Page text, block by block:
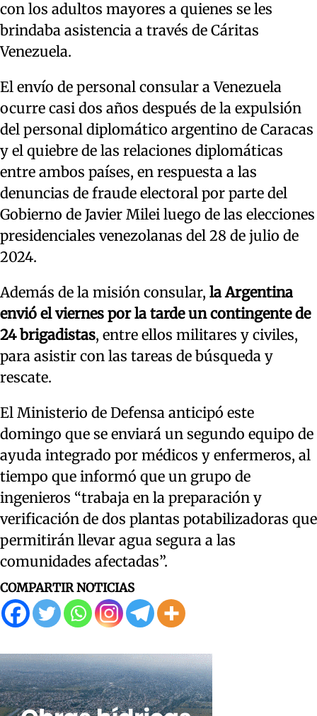
con los adultos mayores a quienes se les
brindaba asistencia a través de Cáritas
Venezuela.
El envío de personal consular a Venezuela
ocurre casi dos años después de la expulsión
del personal diplomático argentino de Caracas
y el quiebre de las relaciones diplomáticas
entre ambos países, en respuesta a las
denuncias de fraude electoral por parte del
Gobierno de Javier Milei luego de las elecciones
presidenciales venezolanas del 28 de julio de
2024.
Además de la misión consular, la Argentina
envió el viernes por la tarde un contingente de
24 brigadistas, entre ellos militares y civiles,
para asistir con las tareas de búsqueda y
rescate.
El Ministerio de Defensa anticipó este
domingo que se enviará un segundo equipo de
ayuda integrado por médicos y enfermeros, al
tiempo que informó que un grupo de
ingenieros “trabaja en la preparación y
verificación de dos plantas potabilizadoras que
permitirán llevar agua segura a las
comunidades afectadas”.
COMPARTIR NOTICIAS